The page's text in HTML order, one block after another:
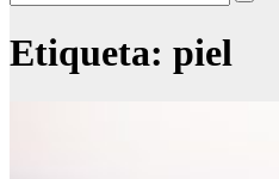
Etiqueta: piel